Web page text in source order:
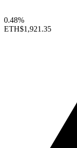
0.48%
ETH$1,921.35